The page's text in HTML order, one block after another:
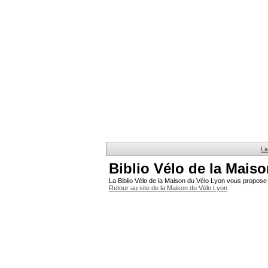
Biblio Vélo de la
La Biblio Vélo de la Maison du Vélo Lyon vous
Retour au site de la Maison du Vélo Lyon